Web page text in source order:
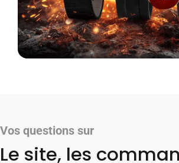
Vos questions sur
Le site, les